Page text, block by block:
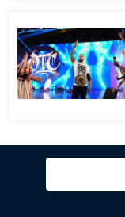
Ricerca